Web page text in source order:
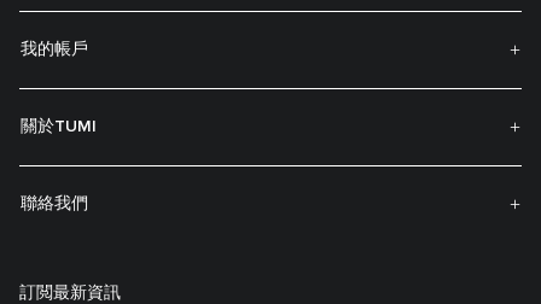
我的帳戶
關於TUMI
聯絡我們
訂閲最新資訊